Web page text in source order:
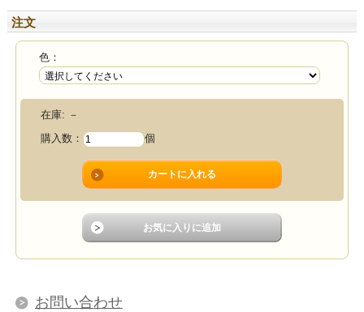
注文
色：
在庫: －
購入数：
個
お問い合わせ